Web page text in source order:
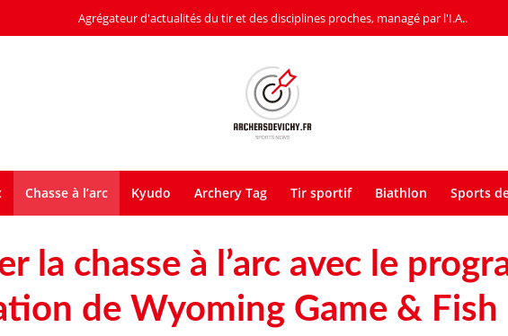
Agrégateur d'actualités du tir et des disciplines proches, managé par l'I.A..
Chasse à l’arc Kyudo Archery Tag Tir sportif Biathlon Sports
la chasse à l’arc avec le
de Wyoming Game & Fish